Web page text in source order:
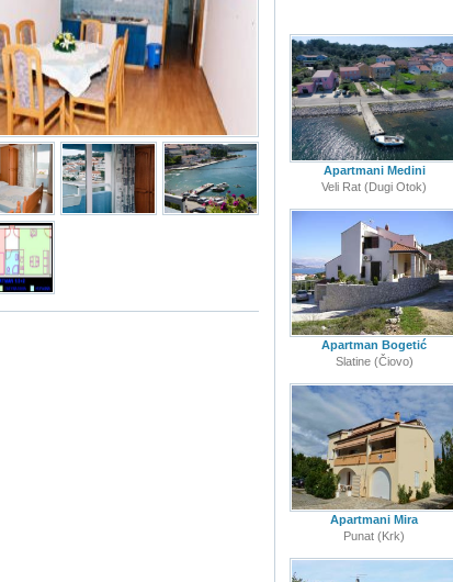
Apartmani Medini
Veli Rat (Dugi Otok)
Apartman Bogetić
Slatine (Čiovo)
Apartmani Mira
Punat (Krk)